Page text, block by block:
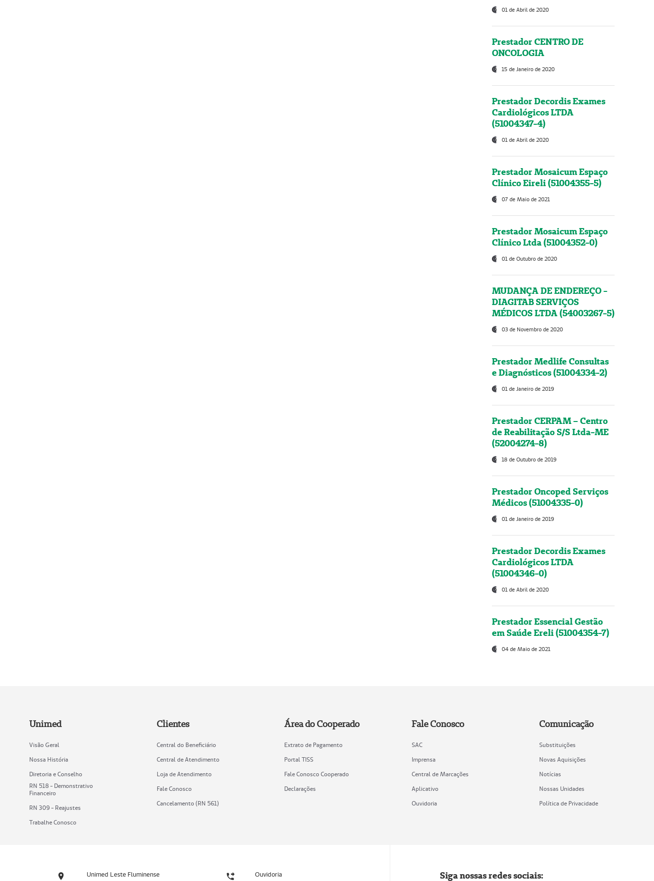
01 de Abril de 2020
Prestador CENTRO DE
ONCOLOGIA
15 de Janeiro de 2020
Prestador Decordis Exames
Cardiológicos LTDA
(51004347-4)
01 de Abril de 2020
Prestador Mosaicum Espaço
Clínico Eireli (51004355-5)
07 de Maio de 2021
Prestador Mosaicum Espaço
Clínico Ltda (51004352-0)
01 de Outubro de 2020
MUDANÇA DE ENDEREÇO -
DIAGITAB SERVIÇOS
MÉDICOS LTDA (54003267-5)
03 de Novembro de 2020
Prestador Medlife Consultas
e Diagnósticos (51004334-2)
01 de Janeiro de 2019
Prestador CERPAM – Centro
de Reabilitação S/S Ltda-ME
(52004274-8)
18 de Outubro de 2019
Prestador Oncoped Serviços
Médicos (51004335-0)
01 de Janeiro de 2019
Prestador Decordis Exames
Cardiológicos LTDA
(51004346-0)
01 de Abril de 2020
Prestador Essencial Gestão
em Saúde Ereli (51004354-7)
04 de Maio de 2021
Unimed
Visão Geral
Nossa História
Diretoria e Conselho
RN 518 - Demonstrativo
Financeiro
RN 309 - Reajustes
Trabalhe Conosco
Clientes
Central do Beneficiário
Central de Atendimento
Loja de Atendimento
Fale Conosco
Cancelamento (RN 561)
Área do Cooperado
Extrato de Pagamento
Portal TISS
Fale Conosco Cooperado
Declarações
Fale Conosco
SAC
Imprensa
Central de Marcações
Aplicativo
Ouvidoria
Comunicação
Substituições
Novas Aquisições
Notícias
Nossas Unidades
Política de Privacidade
Unimed Leste Fluminense Ouvidoria Siga nossas redes sociais: